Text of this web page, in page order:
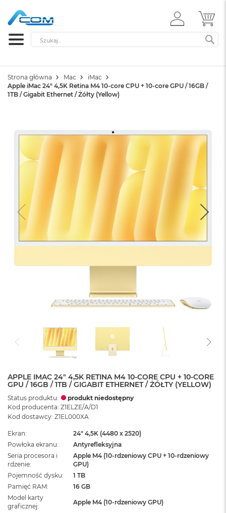
ZALOGUJ
SIĘ
Szukaj
Strona główna Mac
iMac
Apple iMac 24" 4,5K Retina M4 10-core CPU + 10-core GPU / 16GB /
1TB / Gigabit Ethernet / Żółty (Yellow)
APPLE IMAC 24" 4,5K RETINA M4 10-CORE CPU + 10-CORE
GPU / 16GB / 1TB / GIGABIT ETHERNET / ŻÓŁTY (YELLOW)
Status produktu:
produkt niedostępny
Kod producenta: Z1ELZE/A/D1
Kod dostawcy: Z1EL000XA
Ekran
24" 4,5K (4480 x 2520)
Powłoka ekranu
Antyrefleksyjna
Seria procesora i
rdzenie
Apple M4 (10-rdzeniowy CPU + 10-rdzeniowy
GPU)
Pojemność dysku
1 TB
Pamięć RAM
16 GB
Model karty
graficznej
Apple M4 (10-rdzeniowy GPU)